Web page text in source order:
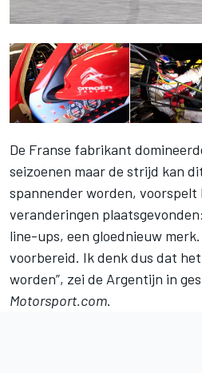
De Franse fabrikant
seizoenen maar de strijd kan
spannender worden, voorspelt
veranderingen
line-ups, een gloednieuw
voorbereid. Ik denk dus dat
worden”, zei de Argentijn in
Motorsport.com.